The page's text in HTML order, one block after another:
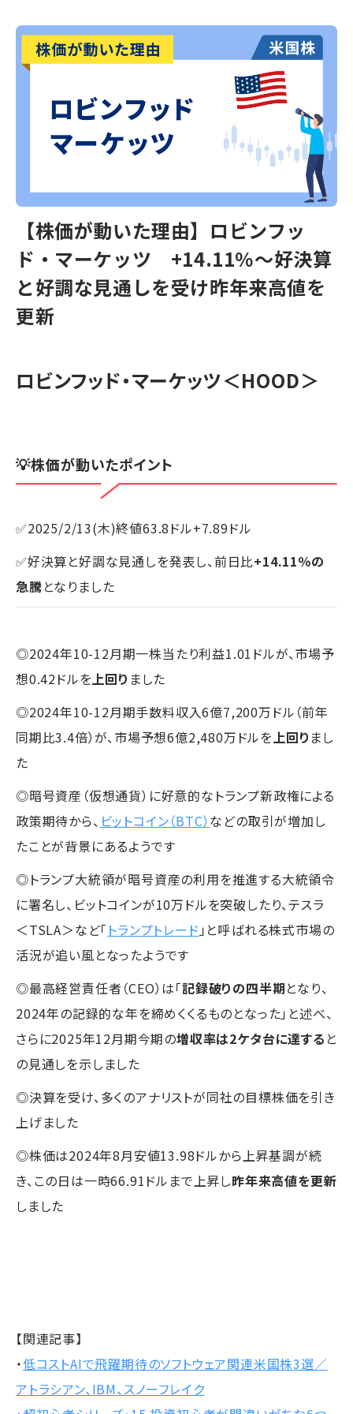
【株価が動いた理由】ロビンフッ
ド・マーケッツ +14.11％～好決算
と好調な見通しを受け昨年来高値を
更新
ロビンフッド・マーケッツ＜HOOD＞
💡株価が動いたポイント
✅2025/2/13(木)終値63.8ドル+7.89ドル
✅好決算と好調な見通しを発表し、前日比+14.11％の
急騰となりました
◎2024年10-12月期一株当たり利益1.01ドルが、市場予
想0.42ドルを上回り ました
◎2024年10-12月期手数料収入6億7,200万ドル（前年
同期比3.4倍）が、市場予想6億2,480万ドルを上回り まし
た
◎暗号資産（仮想通貨）に好意的なトランプ新政権による
政策期待から、 ビットコイン（BTC） などの取引が増加し
たことが背景にあるようです
◎トランプ大統領が暗号資産の利用を推進する大統領令
に署名し、ビットコインが10万ドルを突破したり、テスラ
＜TSLA＞など「 トランプトレード 」と呼ばれる株式市場の
活況が追い風となったようです
◎最高経営責任者（CEO）は「記録破りの四半期となり、
2024年の記録的な年を締めくくるものとなった」と述べ、
さらに2025年12月期今期の増収率は2ケタ台に達する と
の見通しを示しました
◎決算を受け、多くのアナリストが同社の目標株価を引き
上げました
◎株価は2024年8月安値13.98ドルから上昇基調が続
き、この日は一時66.91ドルまで上昇し昨年来高値を更新
しました
【関連記事】
・低コストAIで飛躍期待のソフトウェア関連米国株3選／
アトラシアン、IBM、スノーフレイク